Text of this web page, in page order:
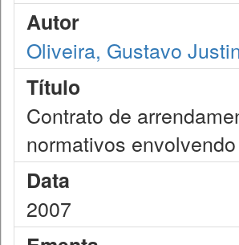
Autor
Oliveira, Gustavo
Título
Contrato de
normativos
Data
2007